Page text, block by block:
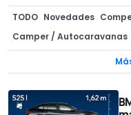
TODO Novedades
Camper / Autocaravanas
Componentes /
Ofertas Clásicos Diseño
Concept Cars
Precios